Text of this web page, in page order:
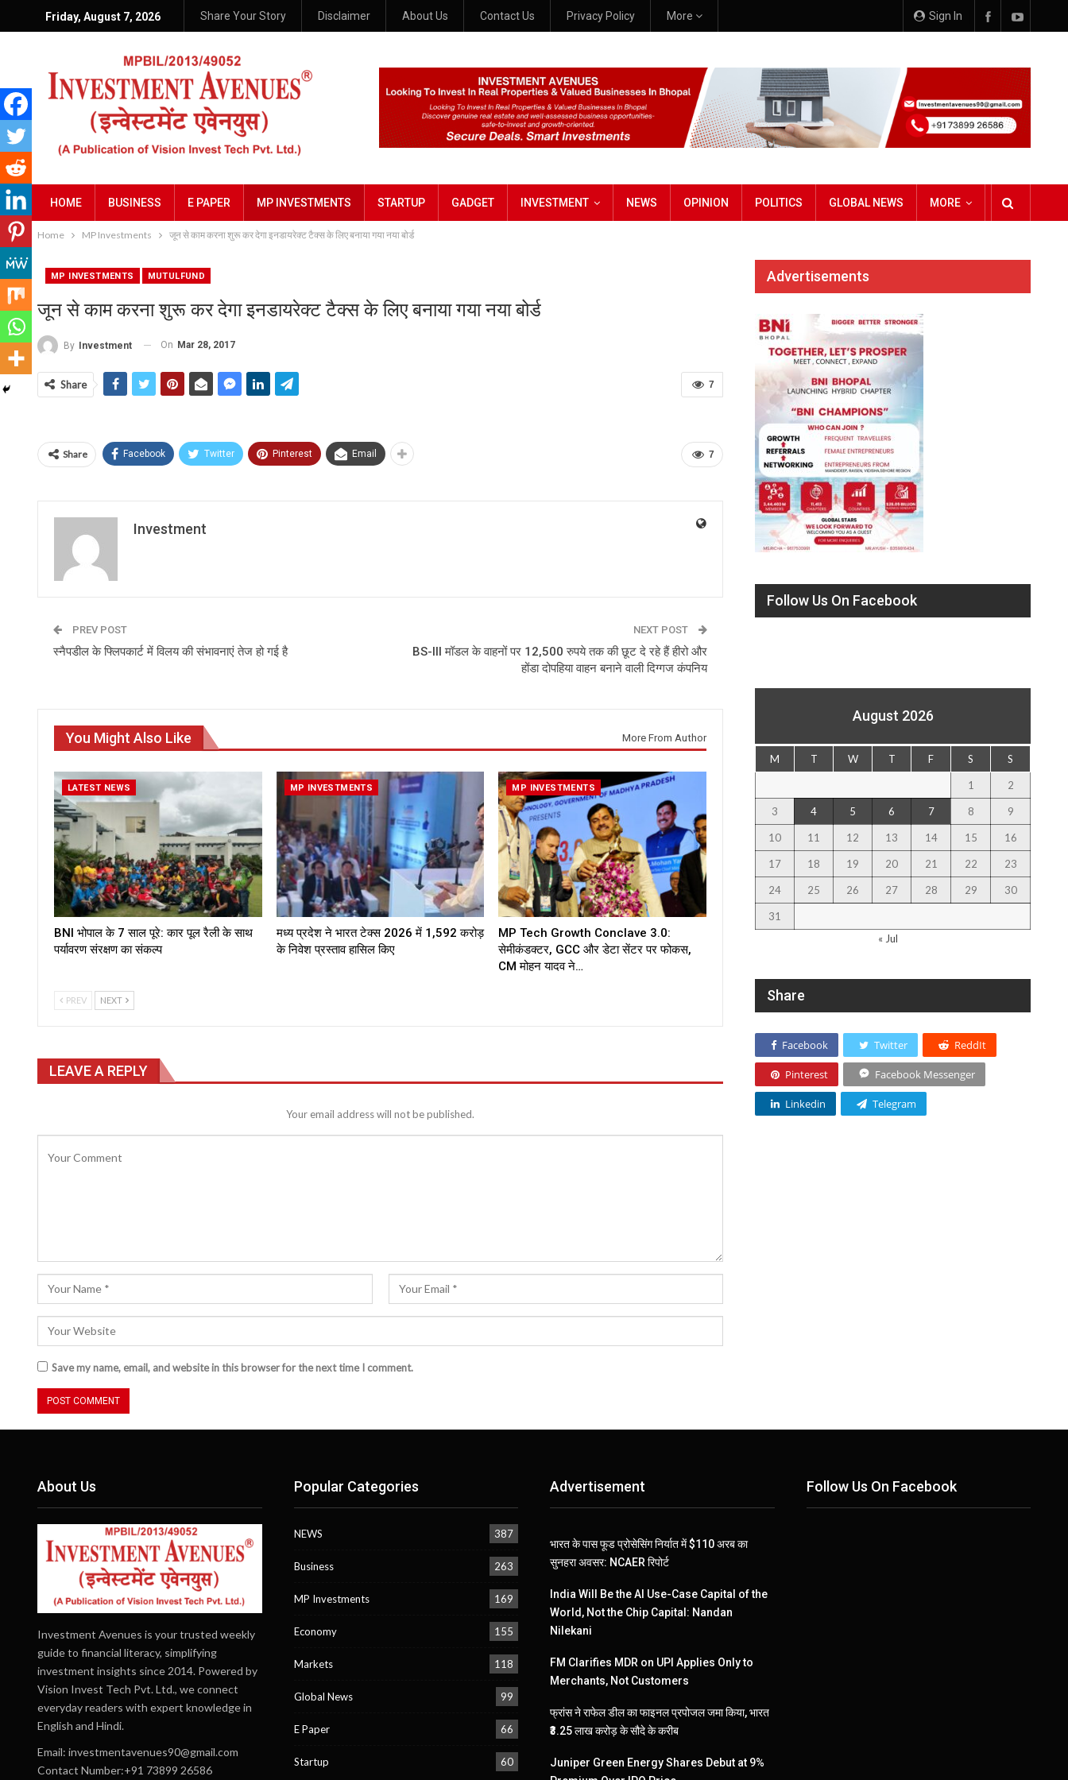
Sign In
Friday, August 7, 2026 Share Your Story Disclaimer About Us Contact Us Privacy Policy More
HOME BUSINESS E PAPER MP INVESTMENTS STARTUP GADGET INVESTMENT NEWS OPINION POLITICS GLOBAL NEWS MORE
Home MP Investments जून से काम करना शुरू कर देगा इनडायरेक्ट टैक्स के लिए बनाया गया नया बोर्ड
MP INVESTMENTS MUTULFUND
जून से काम करना शुरू कर देगा इनडायरेक्ट टैक्स के लिए बनाया गया नया बोर्ड
By Investment On Mar 28, 2017
7
Share
7
Share Facebook Twitter Pinterest Email
Investment
PREV POST
स्नैपडील के फ्लिपकार्ट में विलय की संभावनाएं तेज हो गई है
NEXT POST
BS-III मॉडल के वाहनों पर 12,500 रुपये तक की छूट दे रहे हैं हीरो और
होंडा दोपहिया वाहन बनाने वाली दिग्गज कंपनिय
You Might Also Like More From Author
LATEST NEWS
BNI भोपाल के 7 साल पूरे: कार पूल रैली के साथ
पर्यावरण संरक्षण का संकल्प
MP INVESTMENTS
मध्य प्रदेश ने भारत टेक्स 2026 में ₹1,592 करोड़
के निवेश प्रस्ताव हासिल किए
MP INVESTMENTS
MP Tech Growth Conclave 3.0:
सेमीकंडक्टर, GCC और डेटा सेंटर पर फोकस,
CM मोहन यादव ने…
PREV NEXT
LEAVE A REPLY
Your email address will not be published.
Save my name, email, and website in this browser for the next time I comment.
Advertisements
Follow Us On Facebook
August 2026
M T W T F S S
1 2
3 4 5 6 7 8 9
10 11 12 13 14 15 16
17 18 19 20 21 22 23
24 25 26 27 28 29 30
31
« Jul
Share
Facebook Twitter ReddIt
Pinterest Facebook Messenger
Linkedin Telegram
About Us
Investment Avenues is your trusted weekly
guide to financial literacy, simplifying
investment insights since 2014. Powered by
Vision Invest Tech Pvt. Ltd., we connect
everyday readers with expert knowledge in
English and Hindi.
Email: investmentavenues90@gmail.com
Contact Number:+91 73899 26586
Popular Categories
NEWS 387
Business 263
MP Investments 169
Economy 155
Markets 118
Global News 99
E Paper 66
Startup 60
Advertisement
भारत के पास फूड प्रोसेसिंग निर्यात में $110 अरब का
सुनहरा अवसर: NCAER रिपोर्ट
India Will Be the AI Use-Case Capital of the
World, Not the Chip Capital: Nandan
Nilekani
FM Clarifies MDR on UPI Applies Only to
Merchants, Not Customers
फ्रांस ने राफेल डील का फाइनल प्रपोजल जमा किया, भारत
₹3.25 लाख करोड़ के सौदे के करीब
Juniper Green Energy Shares Debut at 9%
Follow Us On Facebook